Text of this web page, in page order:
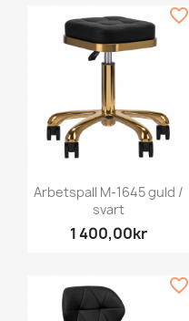
Arbetspall M-1645 guld /
svart
1 400,00kr
favorite_border
favorite_border